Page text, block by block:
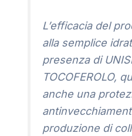
L’efficacia del
alla semplice
presenza di
TOCOFEROLO,
anche una
produzione di